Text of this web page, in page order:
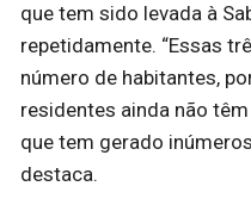
que tem sido levada à
repetidamente. “Essas
número de habitantes,
residentes ainda não
que tem gerado
destaca.